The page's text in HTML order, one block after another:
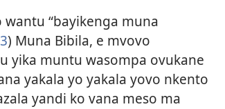
“bayikenga muna
) Muna Bibila, e mvovo
yika muntu wasompa ovukane
yakala yo yakala yovo nkento
yandi ko vana meso ma